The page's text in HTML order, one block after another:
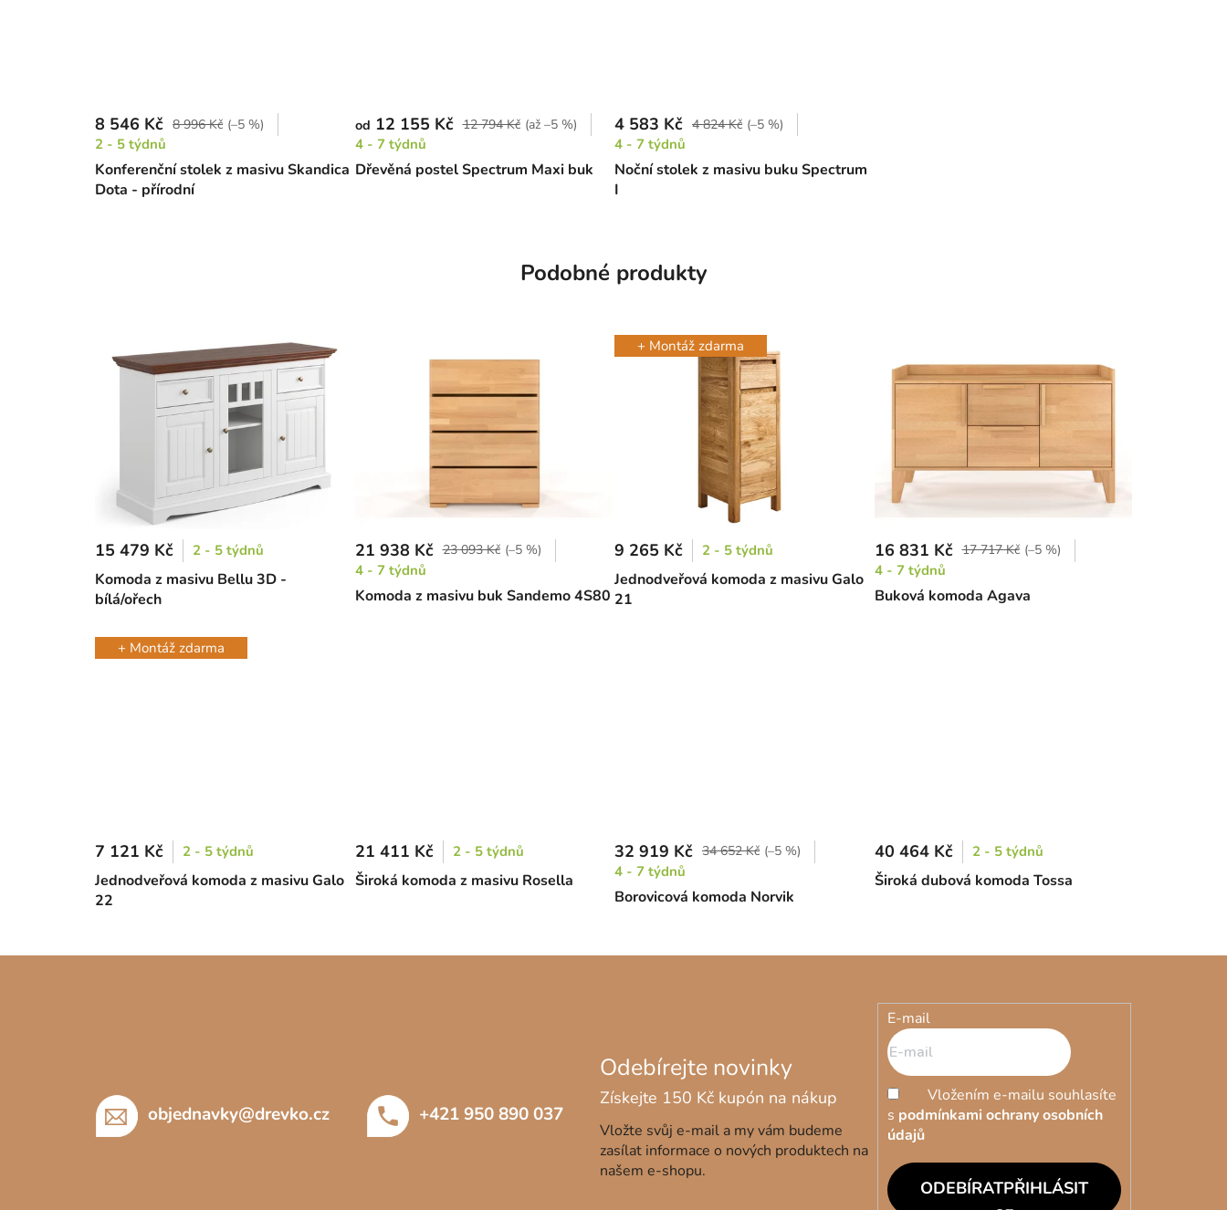
Konferenční stolek z masivu Skandica
Dota - přírodní
8 546 Kč 8 996 Kč (–5 %)
2 - 5 týdnů
Dřevěná postel Spectrum Maxi buk
od 12 155 Kč 12 794 Kč (až –5 %)
4 - 7 týdnů
Noční stolek z masivu buku Spectrum
I
4 583 Kč 4 824 Kč (–5 %)
4 - 7 týdnů
Podobné produkty
Komoda z masivu Bellu 3D -
bílá/ořech
15 479 Kč 2 - 5 týdnů
Komoda z masivu buk Sandemo 4S80
21 938 Kč 23 093 Kč (–5 %)
4 - 7 týdnů
+ Montáž zdarma
Jednodveřová komoda z masivu Galo
21
9 265 Kč 2 - 5 týdnů
Buková komoda Agava
16 831 Kč 17 717 Kč (–5 %)
4 - 7 týdnů
+ Montáž zdarma
Jednodveřová komoda z masivu Galo
22
7 121 Kč 2 - 5 týdnů
Široká komoda z masivu Rosella
21 411 Kč 2 - 5 týdnů
Borovicová komoda Norvik
32 919 Kč 34 652 Kč (–5 %)
4 - 7 týdnů Široká dubová komoda Tossa
40 464 Kč 2 - 5 týdnů
objednavky@drevko.cz +421 950 890 037
Vložte svůj e-mail a my vám budeme
zasílat informace o nových produktech na
našem e-shopu.
E-mail
Vložením e-mailu souhlasíte
s podmínkami ochrany osobních
údajů
PŘIHLÁSIT